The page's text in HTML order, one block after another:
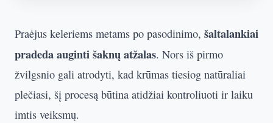
Praėjus keleriems metams po pasodinimo, šaltalankiai
pradeda auginti šaknų atžalas. Nors iš pirmo
žvilgsnio gali atrodyti, kad krūmas tiesiog natūraliai
plečiasi, šį procesą būtina atidžiai kontroliuoti ir laiku
imtis veiksmų.